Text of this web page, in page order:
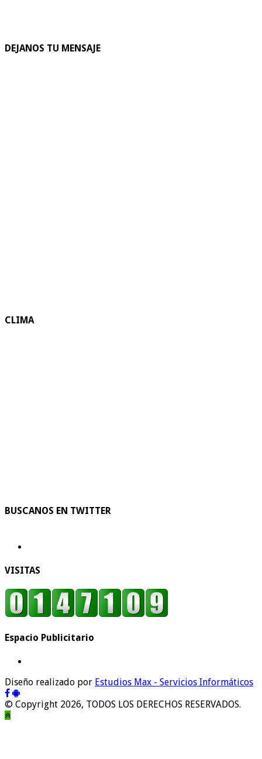
DEJANOS TU MENSAJE
CLIMA
BUSCANOS EN TWITTER
VISITAS
Espacio Publicitario
Diseño realizado por Estudios Max - Servicios Informáticos
© Copyright 2026, TODOS LOS DERECHOS RESERVADOS.